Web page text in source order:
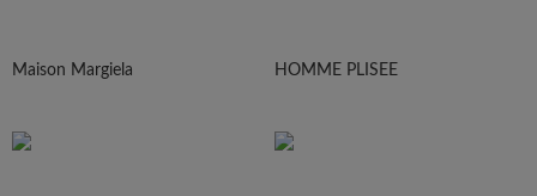
Maison Margiela HOMME PLISEE